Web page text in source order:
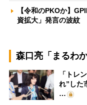
【令和のPKOか】
資拡大」発言の波紋
森口亮「まるわ
「トレ
れ”した
…